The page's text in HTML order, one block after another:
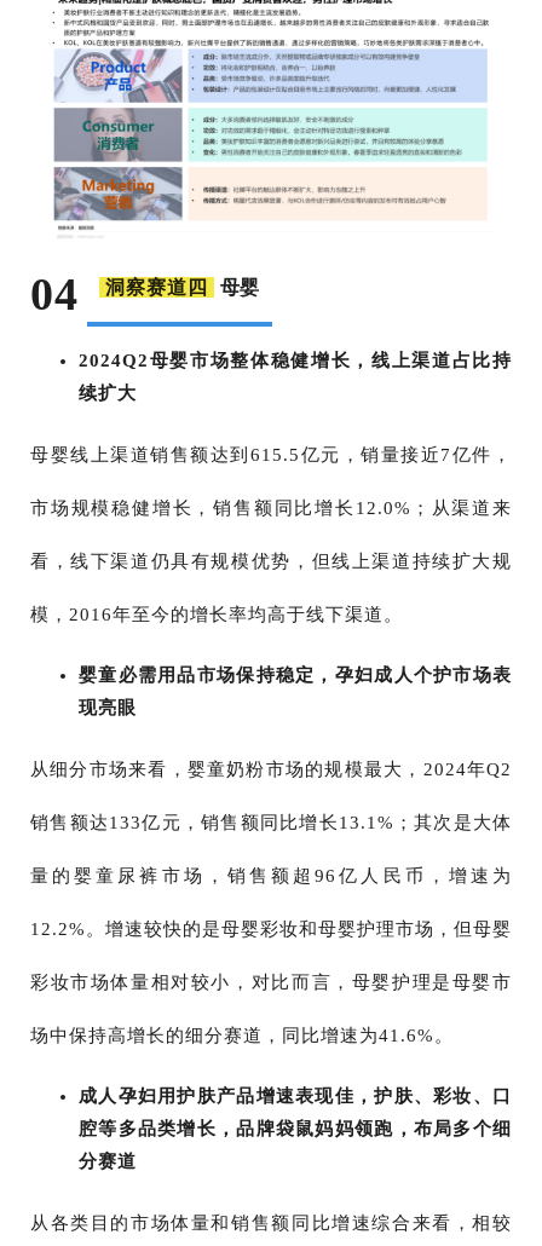
04 洞察赛道四 母婴
2024Q2母婴市场整体稳健增长，线上渠道占比持
续扩大
母婴线上渠道销售额达到615.5亿元，销量接近7亿件，
市场规模稳健增长，销售额同比增长12.0%；从渠道来
看，线下渠道仍具有规模优势，但线上渠道持续扩大规
模，2016年至今的增长率均高于线下渠道。
婴童必需用品市场保持稳定，孕妇成人个护市场表
现亮眼
从细分市场来看，婴童奶粉市场的规模最大，2024年Q2
销售额达133亿元，销售额同比增长13.1%；其次是大体
量的婴童尿裤市场，销售额超96亿人民币，增速为
12.2%。增速较快的是母婴彩妆和母婴护理市场，但母婴
彩妆市场体量相对较小，对比而言，母婴护理是母婴市
场中保持高增长的细分赛道，同比增速为41.6%。
成人孕妇用护肤产品增速表现佳，护肤、彩妆、口
腔等多品类增长，品牌袋鼠妈妈领跑，布局多个细
分赛道
从各类目的市场体量和销售额同比增速综合来看，相较